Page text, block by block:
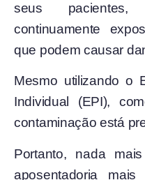
seus
continuamente
que podem causar
Mesmo utilizando o
Individual (EPI),
contaminação está
Portanto, nada
aposentadoria